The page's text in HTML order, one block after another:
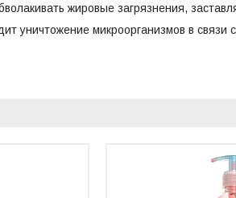
жировые загрязнения,
уничтожение микроорганизмов в связи